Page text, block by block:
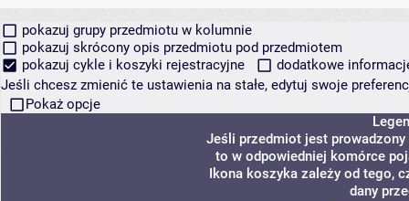
pokazuj grupy przedmiotu w kolumnie
pokazuj skrócony opis przedmiotu pod przedmiotem
pokazuj cykle i koszyki rejestracyjne
dodatkowe
Jeśli chcesz zmienić te ustawienia na stałe, edytuj swoje
Pokaż opcje
Jeśli przedmiot jest prowadzony
to w odpowiedniej komórce
Ikona koszyka zależy od tego,
dany